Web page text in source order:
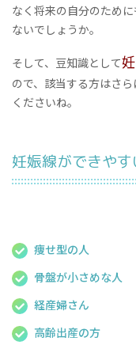
なく将来の自分のため
ないでしょうか。
そして、豆知識として
ので、該当する方はさ
くださいね。
妊娠線ができやす
痩せ型の人
骨盤が小さめな人
経産婦さん
高齢出産の方